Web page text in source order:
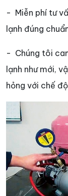
- Miễn phí tư
lạnh đúng
- Chúng tôi
lạnh như mới,
hỏng với chế